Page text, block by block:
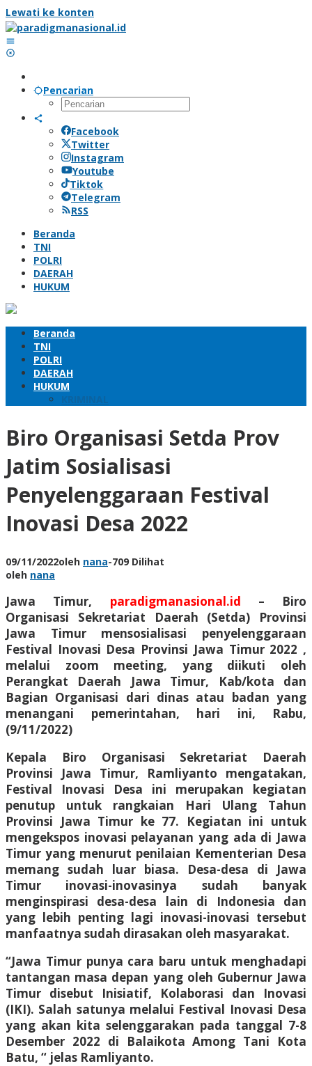
Lewati ke konten
Pencarian
Facebook
Twitter
Instagram
Youtube
Tiktok
Telegram
RSS
Beranda
TNI
POLRI
DAERAH
HUKUM
Beranda
TNI
POLRI
DAERAH
HUKUM
KRIMINAL
Biro Organisasi Setda Prov
Jatim Sosialisasi
Penyelenggaraan Festival
Inovasi Desa 2022
09/11/2022oleh nana-709 Dilihat
oleh nana
Jawa Timur, paradigmanasional.id – Biro
Organisasi Sekretariat Daerah (Setda) Provinsi
Jawa Timur mensosialisasi penyelenggaraan
Festival Inovasi Desa Provinsi Jawa Timur 2022 ,
melalui zoom meeting, yang diikuti oleh
Perangkat Daerah Jawa Timur, Kab/kota dan
Bagian Organisasi dari dinas atau badan yang
menangani pemerintahan, hari ini, Rabu,
(9/11/2022)
Kepala Biro Organisasi Sekretariat Daerah
Provinsi Jawa Timur, Ramliyanto mengatakan,
Festival Inovasi Desa ini merupakan kegiatan
penutup untuk rangkaian Hari Ulang Tahun
Provinsi Jawa Timur ke 77. Kegiatan ini untuk
mengekspos inovasi pelayanan yang ada di Jawa
Timur yang menurut penilaian Kementerian Desa
memang sudah luar biasa. Desa-desa di Jawa
Timur inovasi-inovasinya sudah banyak
menginspirasi desa-desa lain di Indonesia dan
yang lebih penting lagi inovasi-inovasi tersebut
manfaatnya sudah dirasakan oleh masyarakat.
“Jawa Timur punya cara baru untuk menghadapi
tantangan masa depan yang oleh Gubernur Jawa
Timur disebut Inisiatif, Kolaborasi dan Inovasi
(IKI). Salah satunya melalui Festival Inovasi Desa
yang akan kita selenggarakan pada tanggal 7-8
Desember 2022 di Balaikota Among Tani Kota
Batu, “ jelas Ramliyanto.